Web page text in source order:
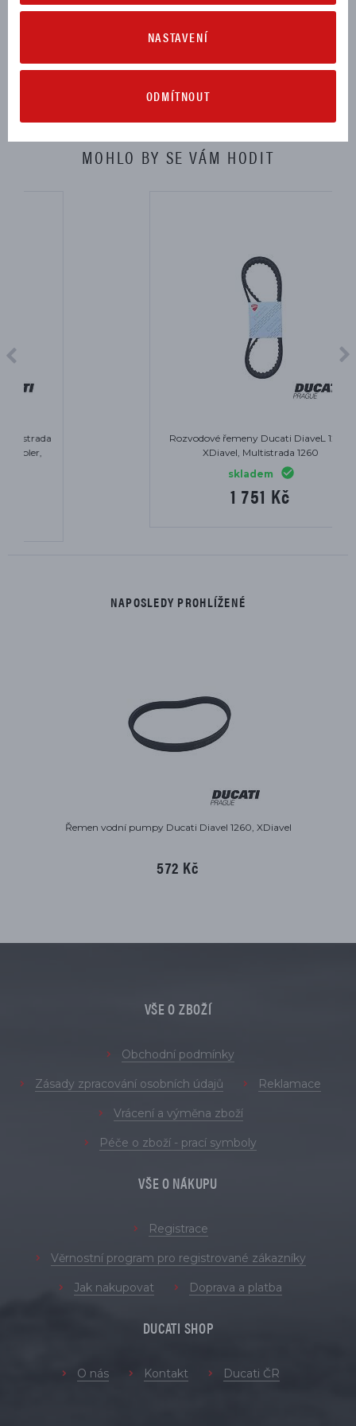
2023
MOHLO BY SE VÁM HODIT
Rozvodové řemeny Ducati DiaveL 1260,
XDiavel, Multistrada 1260
NAPOSLEDY PROHLÍŽENÉ
Řemen vodní pumpy Ducati Diavel 1260, XDiavel
572 Kč
VŠE O ZBOŽÍ
Obchodní podmínky
Zásady zpracování osobních údajů Reklamace
Vrácení a výměna zboží
Péče o zboží - prací symboly
VŠE O NÁKUPU
Registrace
Věrnostní program pro registrované zákazníky
Jak nakupovat Doprava a platba
DUCATI SHOP
O nás Kontakt Ducati ČR
NASTAVENÍ
ODMÍTNOUT